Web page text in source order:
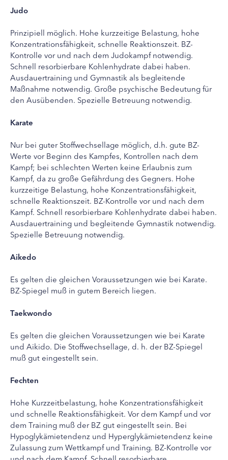
Judo
Prinzipiell möglich. Hohe kurzzeitige Belastung, hohe
Konzentrationsfähigkeit, schnelle Reaktionszeit. BZ-
Kontrolle vor und nach dem Judokampf notwendig.
Schnell resorbierbare Kohlenhydrate dabei haben.
Ausdauertraining und Gymnastik als begleitende
Maßnahme notwendig. Große psychische Bedeutung für
den Ausübenden. Spezielle Betreuung notwendig.
Karate
Nur bei guter Stoffwechsellage möglich, d.h. gute BZ-
Werte vor Beginn des Kampfes, Kontrollen nach dem
Kampf; bei schlechten Werten keine Erlaubnis zum
Kampf, da zu große Gefährdung des Gegners. Hohe
kurzzeitige Belastung, hohe Konzentrationsfähigkeit,
schnelle Reaktionszeit. BZ-Kontrolle vor und nach dem
Kampf. Schnell resorbierbare Kohlenhydrate dabei haben.
Ausdauertraining und begleitende Gymnastik notwendig.
Spezielle Betreuung notwendig.
Aikedo
Es gelten die gleichen Voraussetzungen wie bei Karate.
BZ-Spiegel muß in gutem Bereich liegen.
Taekwondo
Es gelten die gleichen Voraussetzungen wie bei Karate
und Aikido. Die Stoffwechsellage, d. h. der BZ-Spiegel
muß gut eingestellt sein.
Fechten
Hohe Kurzzeitbelastung, hohe Konzentrationsfähigkeit
und schnelle Reaktionsfähigkeit. Vor dem Kampf und vor
dem Training muß der BZ gut eingestellt sein. Bei
Hypoglykämietendenz und Hyperglykämietendenz keine
Zulassung zum Wettkampf und Training. BZ-Kontrolle vor